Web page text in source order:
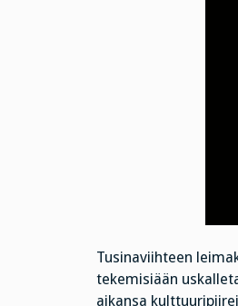
Tusinaviihteen
tekemisiään
aikansa